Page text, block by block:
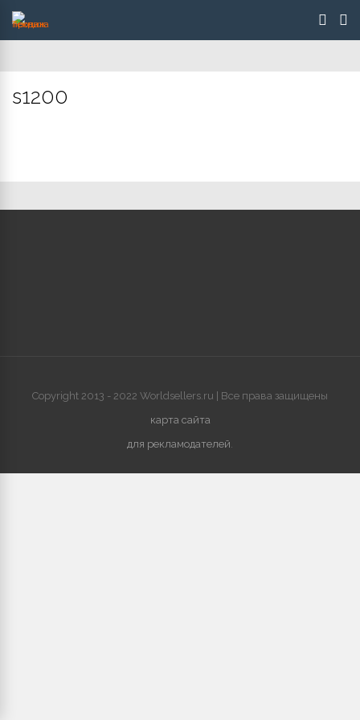
s1200
Copyright 2013 - 2022 Worldsellers.ru | Все права защищены
карта сайта
для рекламодателей